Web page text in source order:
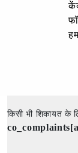
किसी भी शिकायत के